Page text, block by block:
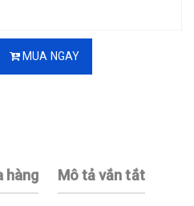
MUA NGAY
hàng Mô tả vắn tắt